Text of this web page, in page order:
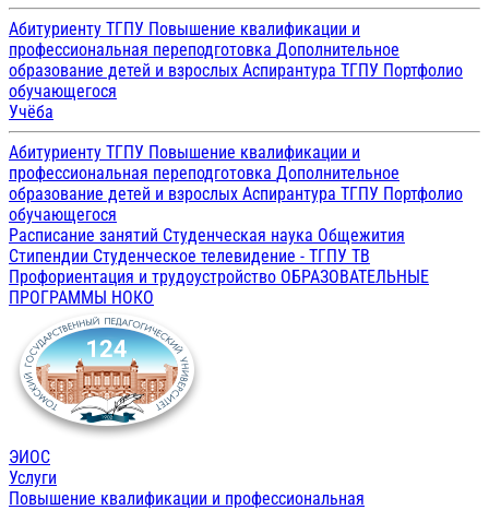
Абитуриенту ТГПУ Повышение квалификации и
профессиональная переподготовка Дополнительное
образование детей и взрослых Аспирантура ТГПУ Портфолио
обучающегося
Учёба
Абитуриенту ТГПУ Повышение квалификации и
профессиональная переподготовка Дополнительное
образование детей и взрослых Аспирантура ТГПУ Портфолио
обучающегося
Расписание занятий Студенческая наука Общежития
Стипендии Студенческое телевидение - ТГПУ ТВ
Профориентация и трудоустройство ОБРАЗОВАТЕЛЬНЫЕ
ПРОГРАММЫ НОКО
ЭИОС
Услуги
Повышение квалификации и профессиональная